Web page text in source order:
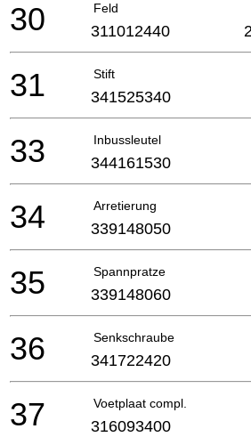
Feld
30 311012440
Stift
31 341525340
Inbussleutel
33 344161530
Arretierung
34 339148050
Spannpratze
35 339148060
Senkschraube
36 341722420
Voetplaat compl.
37 316093400